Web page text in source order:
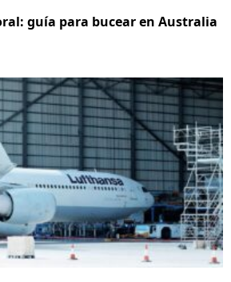
guía para bucear en Australia